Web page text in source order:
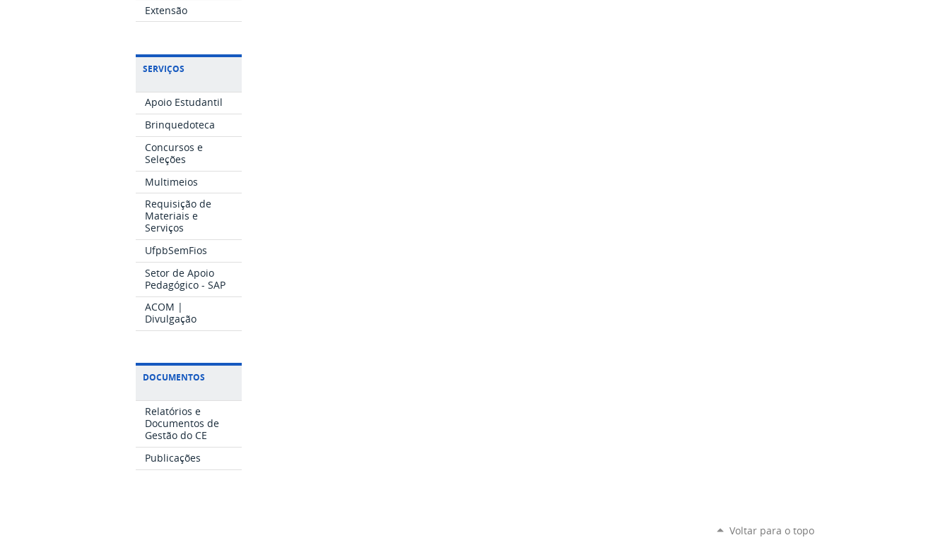
Extensão
SERVIÇOS
Apoio Estudantil
Brinquedoteca
Concursos e
Seleções
Multimeios
Requisição de
Materiais e
Serviços
UfpbSemFios
Setor de Apoio
Pedagógico - SAP
ACOM |
Divulgação
DOCUMENTOS
Relatórios e
Documentos de
Gestão do CE
Publicações
Voltar para o topo